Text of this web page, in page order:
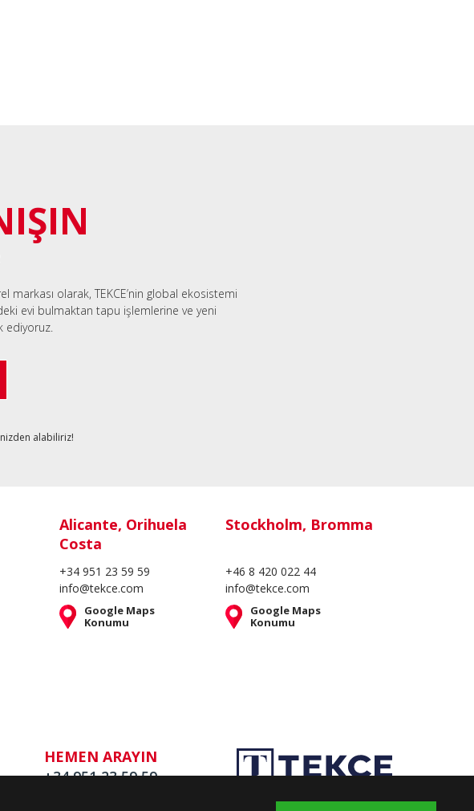
markası olarak, TEKCE’nin global ekosistemi
evi bulmaktan tapu işlemlerine ve yeni
ediyoruz.
alabiliriz!
Alicante, Orihuela
Costa
+34 951 23 59 59
info@tekce.com
Google Maps
Konumu
Stockholm, Bromma
+46 8 420 022 44
info@tekce.com
Google Maps
Konumu
HEMEN ARAYIN
+34 951 23 59 59